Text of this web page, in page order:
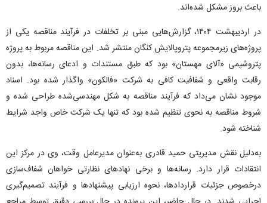
باعث بروز مشکل شده‌اند.
در اردیبهشت ۱۴۰۴، گزارش‌هایی مبنی بر تخلفات در فرآیند مناقصه یکی از
پروژه‌های زیرمجموعه پتروپالایش کنگان منتشر شد. این مناقصه مربوط به پروژه
پتروشیمی «آلای مهستان» بود که طبق مستندات و ادعای رسانه‌‌ها، بدون
رقابت واقعی و شفافیت کافی به شرکت «فالکون» واگذار شده بود. اسناد
موجود نشان می‌داد که فرآیند مناقصه به شکل مهندسی‌شده طراحی شده و
شروط مناقصه به نحوی تنظیم شده بود که تنها یک شرکت خاص واجد شرایط
شناخته شود.
به‌دلیل نقش مدیریتی حمید قادری به‌عنوان مدیرعامل وقت، وی در مرکز این
انتقادات قرار دارد. رسانه‌ها و برخی نهادهای نظارتی خواهان شفاف‌سازی
درخصوص جزئیات قراردادها، نحوه ارزیابی پیشنهادها و فرآیند تصمیم‌گیری